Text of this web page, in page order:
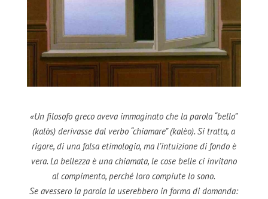
«Un filosofo greco aveva immaginato che la parola “bello”
(kalòs) derivasse dal verbo “chiamare” (kalèo). Si tratta, a
rigore, di una falsa etimologia, ma l’intuizione di fondo è
vera. La bellezza è una chiamata, le cose belle ci invitano
al compimento, perché loro compiute lo sono.
Se avessero la parola la userebbero in forma di domanda: